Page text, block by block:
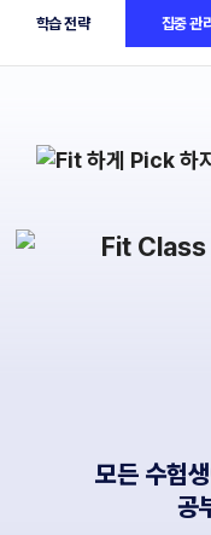
모든 수험
공
학습 전략 집중 관리